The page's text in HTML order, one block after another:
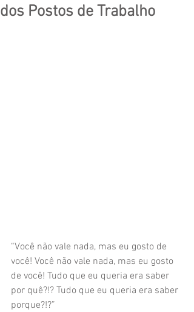
dos Postos de Trabalho
“Você não vale nada, mas eu gosto de
você! Você não vale nada, mas eu gosto
de você! Tudo que eu queria era saber
por quê?!? Tudo que eu queria era saber
porque?!?”